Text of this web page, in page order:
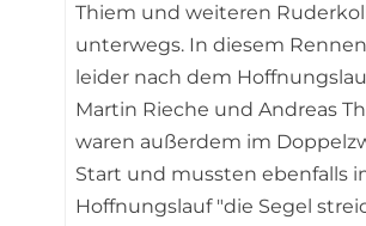
Thiem und weiteren
unterwegs. In diesem
leider nach dem
Martin Rieche und Andreas
waren außerdem im
Start und mussten ebenfalls
Hoffnungslauf "die Segel